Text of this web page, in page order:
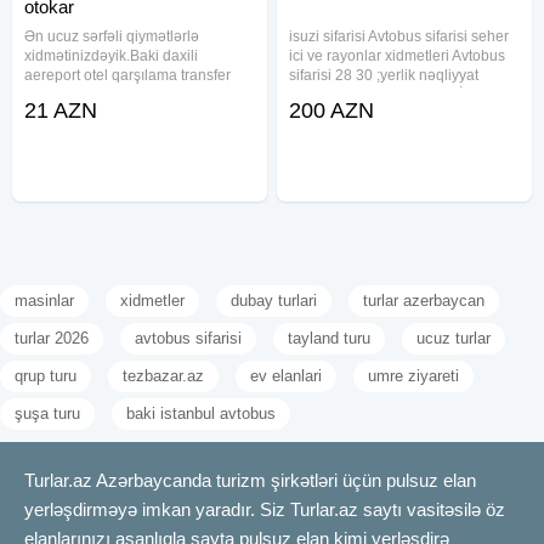
otokar
Ən ucuz sərfəli qiymətlərlə
xidmətinizdəyik.Baki daxili
aereport otel qarşılama transfer
kiçik , böyük sərnişin tutumlu
21 AZN
isuzi sifarisi Avtobus sifarisi seher
ici ve rayonlar xidmetleri Avtobus
sifarisi 28 30 ;yerlik nəqliyyat
daşınması üçün nəqliyyat xidmət i,
200 AZN
masinlar xidmetler dubay turlari turlar azerbaycan
turlar 2026 avtobus sifarisi tayland turu ucuz turlar
qrup turu tezbazar.az ev elanlari umre ziyareti
şuşa turu baki istanbul avtobus
Turlar.az Azərbaycanda turizm şirkətləri üçün pulsuz elan
yerləşdirməyə imkan yaradır. Siz Turlar.az saytı vasitəsilə öz
elanlarınızı asanlıqla sayta pulsuz elan kimi yerləşdirə